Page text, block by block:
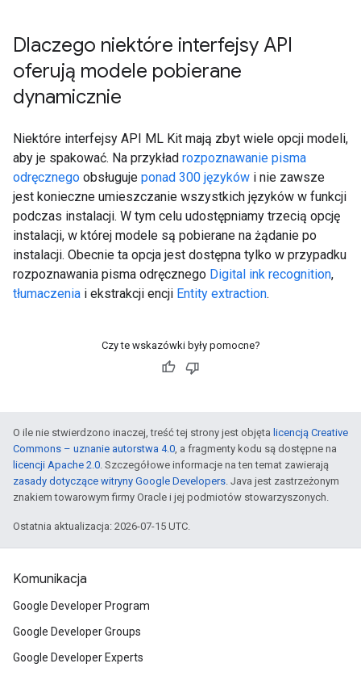
Dlaczego niektóre interfejsy API
oferują modele pobierane
dynamicznie
Niektóre interfejsy API ML Kit mają zbyt wiele opcji modeli,
aby je spakować. Na przykład rozpoznawanie pisma
odręcznego obsługuje ponad 300 języków i nie zawsze
jest konieczne umieszczanie wszystkich języków w funkcji
podczas instalacji. W tym celu udostępniamy trzecią opcję
instalacji, w której modele są pobierane na żądanie po
instalacji. Obecnie ta opcja jest dostępna tylko w przypadku
rozpoznawania pisma odręcznego Digital ink recognition,
tłumaczenia i ekstrakcji encji Entity extraction.
Czy te wskazówki były pomocne?
O ile nie stwierdzono inaczej, treść tej strony jest objęta licencją Creative
Commons – uznanie autorstwa 4.0, a fragmenty kodu są dostępne na
licencji Apache 2.0. Szczegółowe informacje na ten temat zawierają
zasady dotyczące witryny Google Developers. Java jest zastrzeżonym
znakiem towarowym firmy Oracle i jej podmiotów stowarzyszonych.
Ostatnia aktualizacja: 2026-07-15 UTC.
Komunikacja
Google Developer Program
Google Developer Groups
Google Developer Experts